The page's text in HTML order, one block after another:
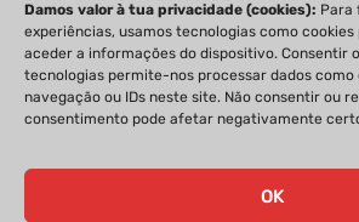
Damos valor à tua privacidade (cookies): Para
experiências, usamos tecnologias como
aceder a informações do dispositivo. Consentir
tecnologias permite-nos processar dados
navegação ou IDs neste site. Não consentir ou
consentimento pode afetar negativamente
OK
PRIVACIDADE FICHA TÉCNICA
POLÍTICA DE COOKIES
GoRide 2026 | Todos os direitos